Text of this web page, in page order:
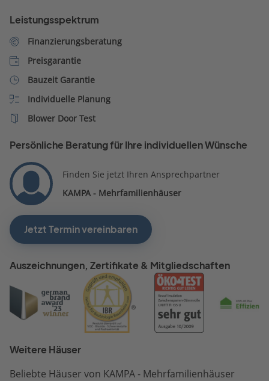
vermittelt.
Leistungsspektrum
Finanzierungsberatung
Preisgarantie
Bauzeit Garantie
Individuelle Planung
Blower Door Test
Persönliche Beratung für Ihre individuellen Wünsche
Finden Sie jetzt Ihren Ansprechpartner
KAMPA - Mehrfamilienhäuser
Jetzt Termin vereinbaren
Auszeichnungen, Zertifikate & Mitgliedschaften
Weitere Häuser
Beliebte Häuser von KAMPA - Mehrfamilienhäuser